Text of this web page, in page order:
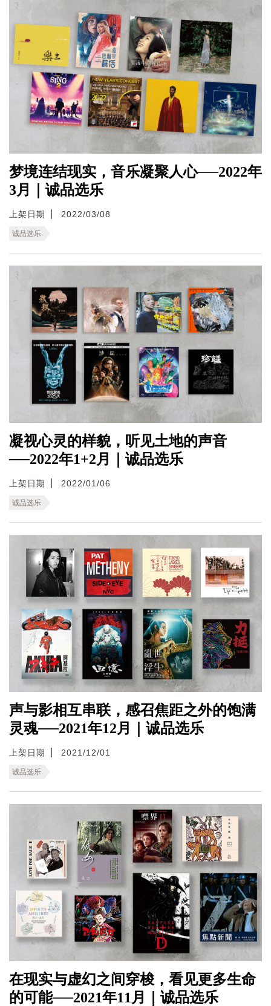
梦境连结现实，音乐凝聚人心──2022年
3月｜诚品选乐
上架日期 2022/03/08
诚品选乐
凝视心灵的样貌，听见土地的声音
──2022年1+2月｜诚品选乐
上架日期 2022/01/06
诚品选乐
声与影相互串联，感召焦距之外的饱满
灵魂──2021年12月｜诚品选乐
上架日期 2021/12/01
诚品选乐
在现实与虚幻之间穿梭，看见更多生命
的可能──2021年11月｜诚品选乐